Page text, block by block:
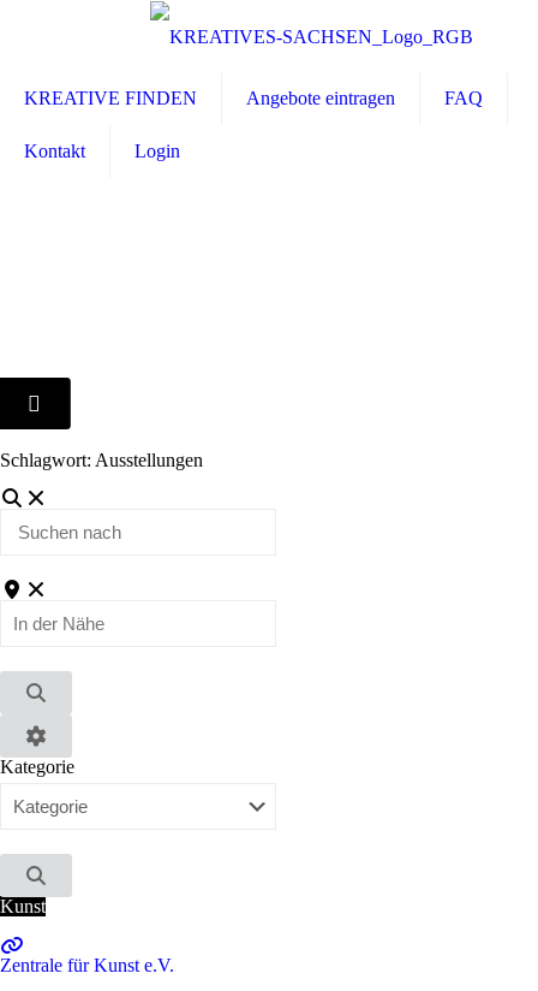
KREATIVE FINDEN Angebote eintragen FAQ
Kontakt Login
Schlagwort: Ausstellungen
Suchen
In
Nähe
Suchen
Advanced
Filters
Kategorie
Suchen
Kunst
Zentrale für Kunst e.V.